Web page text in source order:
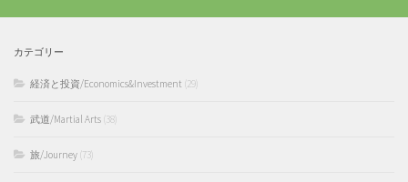
カテゴリー
経済と投資/Economics&Investment (29)
武道/Martial Arts (38)
旅/Journey (73)